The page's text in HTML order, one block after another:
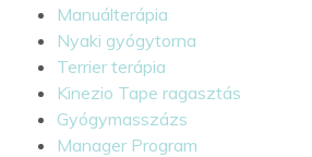
Manuálterápia
Nyaki gyógytorna
Terrier terápia
Kinezio Tape ragasztás
Gyógymasszázs
Manager Program